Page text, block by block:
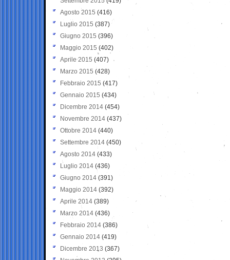
Agosto 2015 (416)
Luglio 2015 (387)
Giugno 2015 (396)
Maggio 2015 (402)
Aprile 2015 (407)
Marzo 2015 (428)
Febbraio 2015 (417)
Gennaio 2015 (434)
Dicembre 2014 (454)
Novembre 2014 (437)
Ottobre 2014 (440)
Settembre 2014 (450)
Agosto 2014 (433)
Luglio 2014 (436)
Giugno 2014 (391)
Maggio 2014 (392)
Aprile 2014 (389)
Marzo 2014 (436)
Febbraio 2014 (386)
Gennaio 2014 (419)
Dicembre 2013 (367)